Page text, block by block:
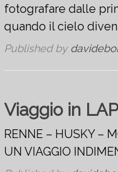
fotografare dalle
quando il cielo
Published by
Viaggio in
RENNE – HUSKY –
UN VIAGGIO